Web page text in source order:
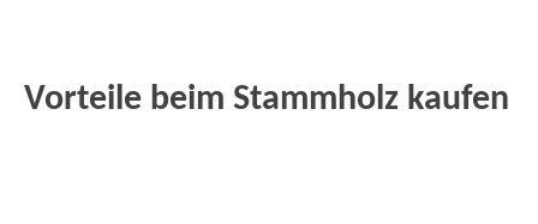
Vorteile beim Stammholz kaufen